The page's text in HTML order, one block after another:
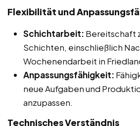
Flexibilität und
Schichtarbeit: Bereitschaft
Schichten, einschließlich
Wochenendarbeit in
Anpassungsfähigkeit:
neue Aufgaben und
anzupassen.
Technisches Verständnis